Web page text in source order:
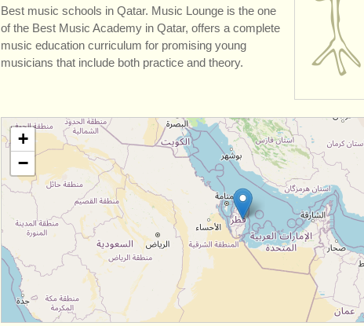
Best music schools in Qatar. Music Lounge is the one
of the Best Music Academy in Qatar, offers a complete
music education curriculum for promising young
musicians that include both practice and theory.
+
−